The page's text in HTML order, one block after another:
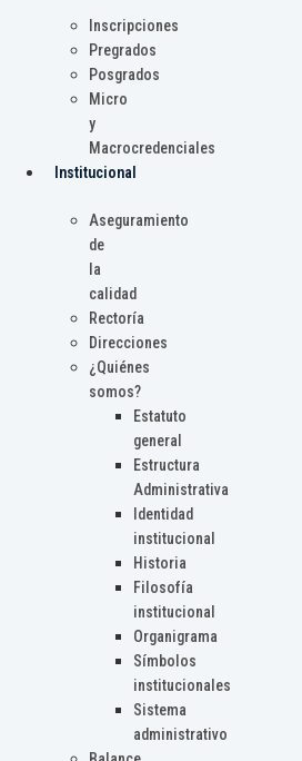
Inscripciones
Pregrados
Posgrados
Micro
y
Macrocredenciales
Institucional
Aseguramiento
de
la
calidad
Rectoría
Direcciones
¿Quiénes
somos?
Estatuto
general
Estructura
Administrativa
Identidad
institucional
Historia
Filosofía
institucional
Organigrama
Símbolos
institucionales
Sistema
administrativo